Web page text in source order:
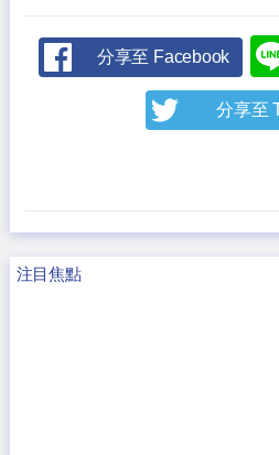
分享至 Facebook
分享至
注目焦點